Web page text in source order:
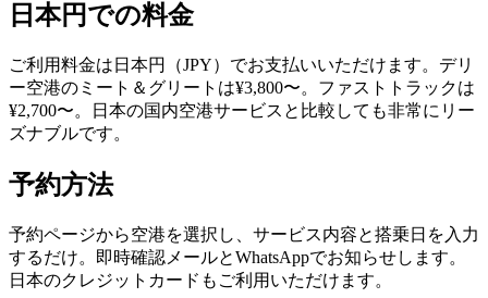
日本円での料金
ご利用料金は日本円（JPY）でお支払いいただけます。デリ
ー空港のミート＆グリートは¥3,800〜。ファストトラックは
¥2,700〜。日本の国内空港サービスと比較しても非常にリー
ズナブルです。
予約方法
予約ページから空港を選択し、サービス内容と搭乗日を入力
するだけ。即時確認メールとWhatsAppでお知らせします。
日本のクレジットカードもご利用いただけます。